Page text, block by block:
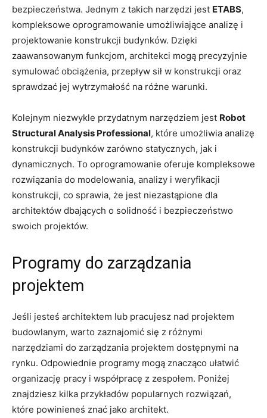
bezpieczeństwa. Jednym z takich narzędzi ​jest ETABS,
kompleksowe oprogramowanie umożliwiające analizę i⁢
projektowanie konstrukcji ⁤budynków. Dzięki
zaawansowanym​ funkcjom, architekci mogą precyzyjnie
⁣symulować obciążenia, przepływ sił ⁤w‍ konstrukcji oraz
sprawdzać jej‌ wytrzymałość ‌na różne warunki.
Kolejnym niezwykle⁤ przydatnym narzędziem jest Robot
Structural ⁣Analysis Professional, które umożliwia analizę
konstrukcji budynków zarówno ‍statycznych, jak i
dynamicznych. To oprogramowanie ⁣oferuje kompleksowe
rozwiązania do modelowania, analizy i weryfikacji ​
konstrukcji, co sprawia, że ⁣jest niezastąpione dla
architektów ​dbających o solidność i bezpieczeństwo
swoich projektów.
Programy do zarządzania
projektem
Jeśli jesteś architektem‌ lub pracujesz nad projektem
budowlanym, warto zaznajomić się⁤ z ⁤różnymi
⁤narzędziami do zarządzania projektem dostępnymi na
rynku.⁢ Odpowiednie programy mogą znacząco​ ułatwić
organizację pracy i współpracę z ⁢zespołem. Poniżej⁣
znajdziesz kilka przykładów popularnych rozwiązań,
które powinieneś ⁢znać ⁤jako ⁤architekt.